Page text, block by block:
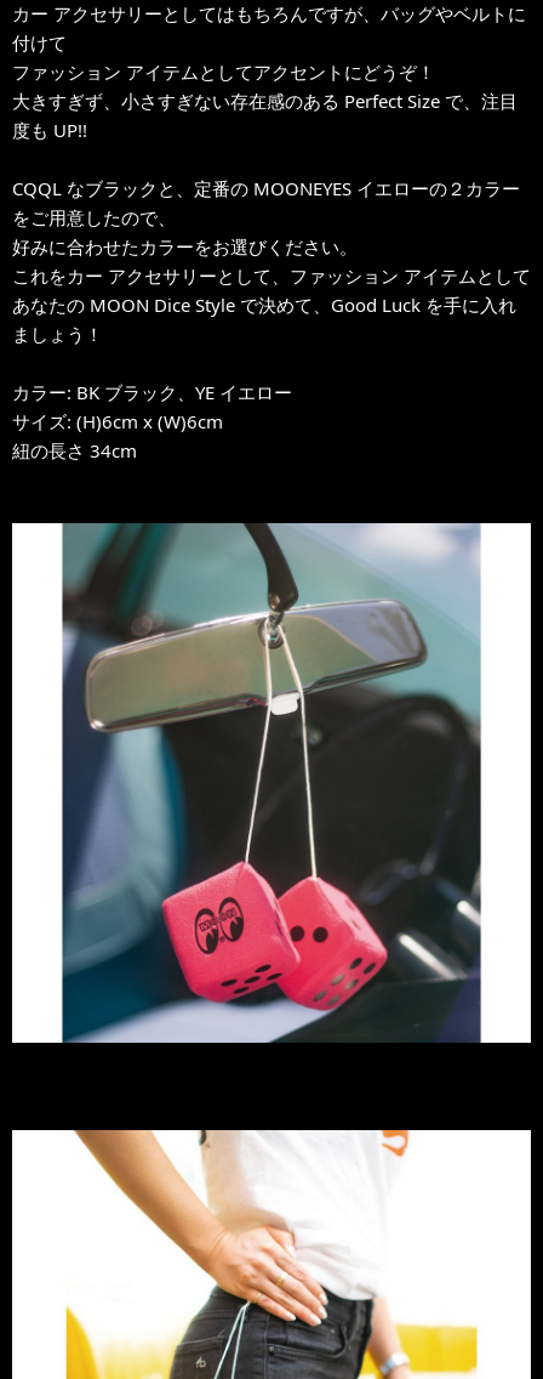
カー アクセサリーとしてはもちろんですが、バッグやベルトに
付けて
ファッション アイテムとしてアクセントにどうぞ！
大きすぎず、小さすぎない存在感のある Perfect Size で、注目
度も UP!!
CQQL なブラックと、定番の MOONEYES イエローの２カラー
をご用意したので、
好みに合わせたカラーをお選びください。
これをカー アクセサリーとして、ファッション アイテムとして
あなたの MOON Dice Style で決めて、Good Luck を手に入れ
ましょう！
カラー: BK ブラック、YE イエロー
サイズ: (H)6cm x (W)6cm
紐の長さ 34cm